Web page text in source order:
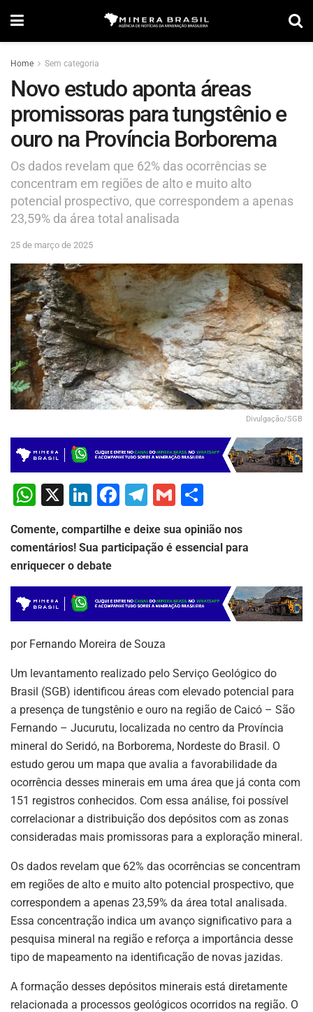
Home Sem categoria
Novo estudo aponta áreas
promissoras para tungstênio e
ouro na Província Borborema
Os dados revelam que 62% das ocorrências se
concentram em regiões de alto e muito alto
potencial prospectivo, que correspondem a apenas
23,59% da área total analisada
25 de março de 2025
Divulgação/SGB
W
at
s
A
p
p
X
Li
k
e
dI
n
F
c
b
o
o
k
T
el
e
gr
a
m
G
ai
h
ar
Comente, compartilhe e deixe sua opinião nos
comentários! Sua participação é essencial para
enriquecer o debate
por Fernando Moreira de Souza
Um levantamento realizado pelo Serviço Geológico do
Brasil (SGB) identificou áreas com elevado potencial para
a presença de tungstênio e ouro na região de Caicó – São
Fernando – Jucurutu, localizada no centro da Província
mineral do Seridó, na Borborema, Nordeste do Brasil. O
estudo gerou um mapa que avalia a favorabilidade da
ocorrência desses minerais em uma área que já conta com
151 registros conhecidos. Com essa análise, foi possível
correlacionar a distribuição dos depósitos com as zonas
consideradas mais promissoras para a exploração mineral.
Os dados revelam que 62% das ocorrências se concentram
em regiões de alto e muito alto potencial prospectivo, que
correspondem a apenas 23,59% da área total analisada.
Essa concentração indica um avanço significativo para a
pesquisa mineral na região e reforça a importância desse
tipo de mapeamento na identificação de novas jazidas.
A formação desses depósitos minerais está diretamente
relacionada a processos geológicos ocorridos na região. O